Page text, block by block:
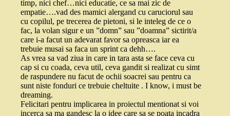
timp, nici chef…nici educatie, ce sa mai zic de
empatie….vad des mamici alergand cu caruciorul sau
cu copilul, pe trecerea de pietoni, si le inteleg de ce o
fac, la volan sigur e un ”domn” sau ”doamna” sictirit/a
care i-a facut un adevarat favor sa opreasca iar ea
trebuie musai sa faca un sprint ca dehh….
As vrea sa vad ziua in care in tara asta se face ceva cu
cap si cu coada, ceva util, ceva gandit si realizat cu simt
de raspundere nu facut de ochii soacrei sau pentru ca
sunt niste fonduri ce trebuie cheltuite . I know, i must be
dreaming.
Felicitari pentru implicarea in proiectul mentionat si voi
incerca sa ma gandesc la o idee care sa se poata incadra